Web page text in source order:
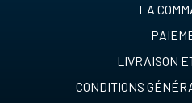
LA
LIVRAISON
CONDITIONS